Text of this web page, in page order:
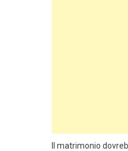
Il matrimonio